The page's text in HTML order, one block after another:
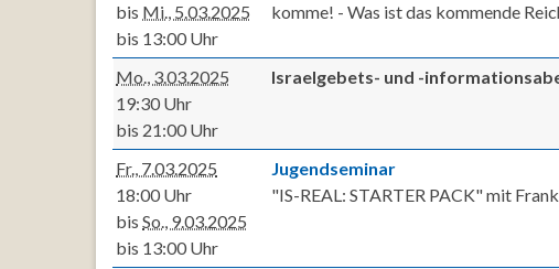
bis Mi., 5.03.2025
bis 13:00 Uhr
komme! - Was ist das kommende
Mo., 3.03.2025
19:30 Uhr
bis 21:00 Uhr
Israelgebets- und -
Fr., 7.03.2025
18:00 Uhr
bis So., 9.03.2025
bis 13:00 Uhr
Jugendseminar
"IS-REAL: STARTER PACK" mit